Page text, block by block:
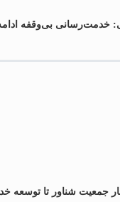
خدمت‌رسانی بی‌وقفه
جمعیت شناور تا توسعه